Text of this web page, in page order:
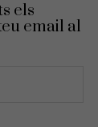
els
email al